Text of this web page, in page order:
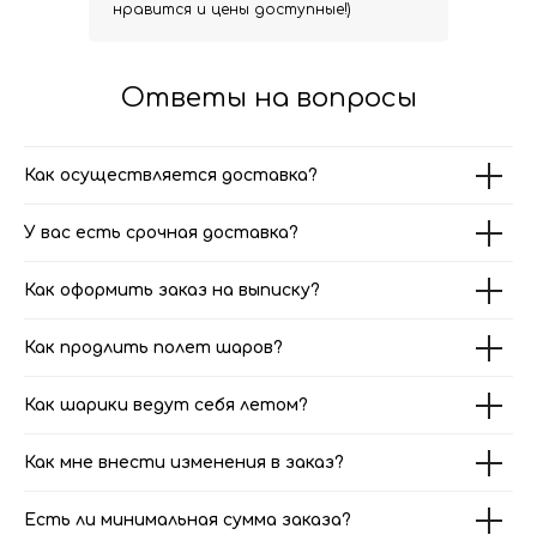
нравится и цены доступные!)
Ответы на вопросы
Как осуществляется доставка?
У вас есть срочная доставка?
Как оформить заказ на выписку?
Как продлить полет шаров?
Как шарики ведут себя летом?
Как мне внести изменения в заказ?
Есть ли минимальная сумма заказа?